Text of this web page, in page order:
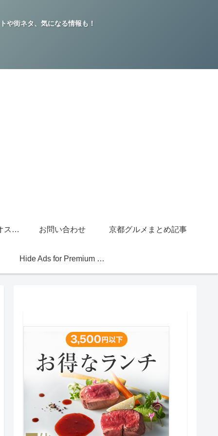
や街ネタ、気になる情報も！
グッチジャパン的オススメ店 お問い合わせ 京都グルメまとめ記事
Hide Ads for Premium Members